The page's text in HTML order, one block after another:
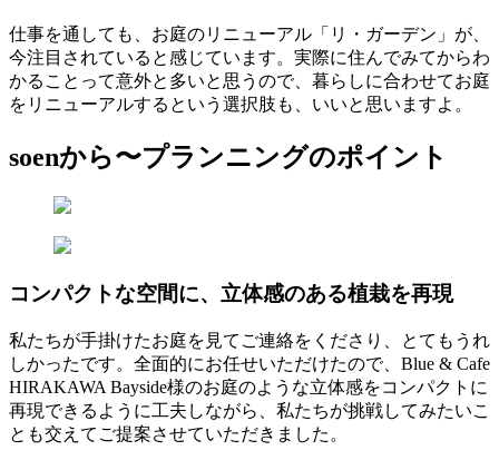
仕事を通しても、お庭のリニューアル「リ・ガーデン」が、
今注目されていると感じています。実際に住んでみてからわ
かることって意外と多いと思うので、暮らしに合わせてお庭
をリニューアルするという選択肢も、いいと思いますよ。
soenから〜プランニングのポイント
コンパクトな空間に、立体感のある植栽を再現
私たちが手掛けたお庭を見てご連絡をくださり、とてもうれ
しかったです。全面的にお任せいただけたので、Blue & Cafe
HIRAKAWA Bayside様のお庭のような立体感をコンパクトに
再現できるように工夫しながら、私たちが挑戦してみたいこ
とも交えてご提案させていただきました。